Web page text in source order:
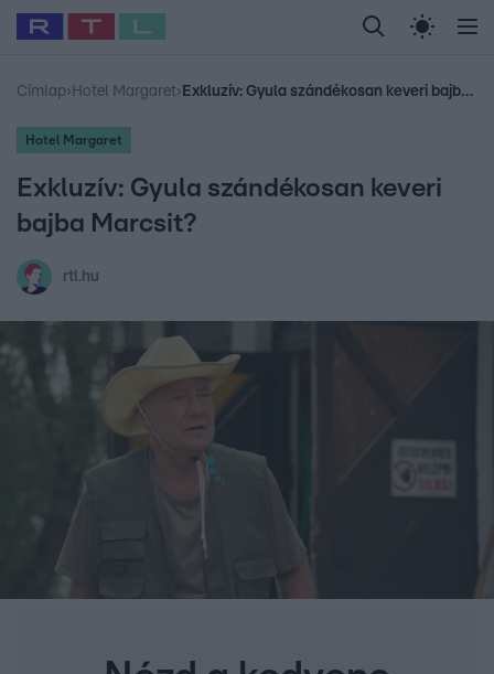
Legfrissebb RTL Híradó Randi Celeb vagyok,
Babits Marcella Most Wanted Gallusz
Címlap› Hotel Margaret› Exkluzív: Gyula szándékosan keveri bajba Marcsit?
Hotel Margaret
Exkluzív: Gyula szándékosan keveri
bajba Marcsit?
rtl.hu